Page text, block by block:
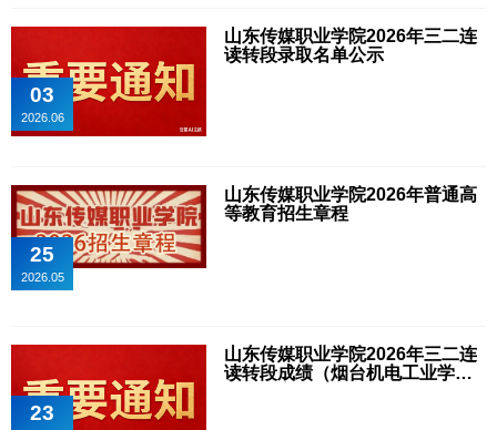
03
2026.06
山东传媒职业学院2026年三二连
读转段录取名单公示
25
2026.05
山东传媒职业学院2026年普通高
等教育招生章程
23
山东传媒职业学院2026年三二连
读转段成绩（烟台机电工业学校